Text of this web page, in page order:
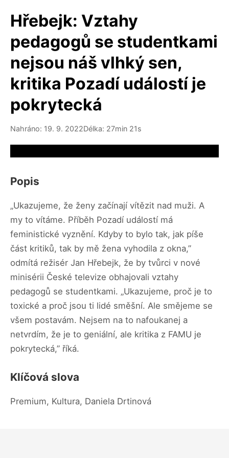
Hřebejk: Vztahy
pedagogů se studentkami
nejsou náš vlhký sen,
kritika Pozadí událostí je
pokrytecká
Nahráno: 19. 9. 2022Délka: 27min 21s
Popis
„Ukazujeme, že ženy začínají vítězit nad muži. A
my to vítáme. Příběh Pozadí událostí má
feministické vyznění. Kdyby to bylo tak, jak píše
část kritiků, tak by mě žena vyhodila z okna,”
odmítá režisér Jan Hřebejk, že by tvůrci v nové
minisérii České televize obhajovali vztahy
pedagogů se studentkami. „Ukazujeme, proč je to
toxické a proč jsou ti lidé směšní. Ale smějeme se
všem postavám. Nejsem na to nafoukanej a
netvrdím, že je to geniální, ale kritika z FAMU je
pokrytecká,” říká.
Klíčová slova
Premium, Kultura, Daniela Drtinová